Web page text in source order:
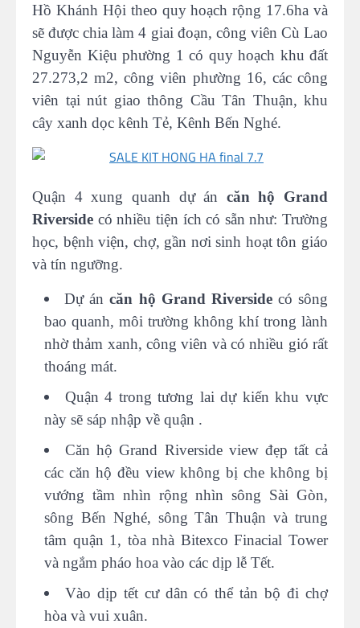
Hồ Khánh Hội theo quy hoạch rộng 17.6ha và
sẽ được chia làm 4 giai đoạn, công viên Cù Lao
Nguyễn Kiệu phường 1 có quy hoạch khu đất
27.273,2 m2, công viên phường 16, các công
viên tại nút giao thông Cầu Tân Thuận, khu
cây xanh dọc kênh Tẻ, Kênh Bến Nghé.
Quận 4 xung quanh dự án căn hộ Grand
Riverside có nhiều tiện ích có sẵn như: Trường
học, bệnh viện, chợ, gần nơi sinh hoạt tôn giáo
và tín ngưỡng.
Dự áncăn hộ Grand Riversidecó sông
bao quanh, môi trường không khí trong lành
nhờ thảm xanh, công viên và có nhiều gió rất
thoáng mát.
Quận 4 trong tương lai dự kiến khu vực
này sẽ sáp nhập về quận .
Căn hộ Grand Riverside view đẹp tất cả
các căn hộ đều view không bị che không bị
vướng tầm nhìn rộng nhìn sông Sài Gòn,
sông Bến Nghé, sông Tân Thuận và trung
tâm quận 1, tòa nhà Bitexco Finacial Tower
và ngắm pháo hoa vào các dịp lễ Tết.
Vào dịp tết cư dân có thể tản bộ đi chợ
hòa và vui xuân.